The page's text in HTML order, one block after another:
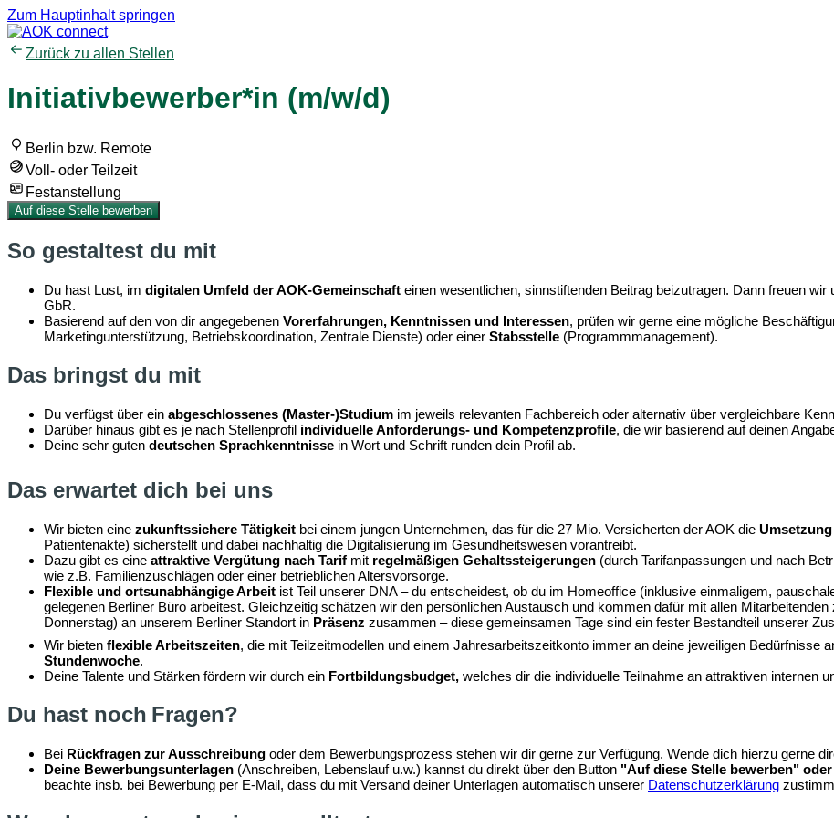
Zum Hauptinhalt springen
Zurück zu allen Stellen
Initiativbewerber*in (m/w/d)
Berlin bzw. Remote
Voll- oder Teilzeit
Festanstellung
Auf diese Stelle bewerben
So gestaltest du mit
Du hast Lust, im digitalen Umfeld der AOK-Gemeinschaft einen wesentlichen, sinnstiftenden Beitrag beizutragen. Dann freuen wir
GbR.
Basierend auf den von dir angegebenen Vorerfahrungen, Kenntnissen und Interessen, prüfen wir gerne eine mögliche
Marketingunterstützung, Betriebskoordination, Zentrale Dienste) oder einer Stabsstelle (Programmmanagement).
Das bringst du mit
Du verfügst über ein abgeschlossenes (Master-)Studium im jeweils relevanten Fachbereich oder alternativ über vergleichbare
Darüber hinaus gibt es je nach Stellenprofil individuelle Anforderungs- und Kompetenzprofile, die wir basierend auf deinen
Deine sehr guten deutschen Sprachkenntnisse in Wort und Schrift runden dein Profil ab.
Das erwartet dich bei uns
Wir bieten eine zukunftssichere Tätigkeit bei einem jungen Unternehmen, das für die 27 Mio. Versicherten der AOK die
Patientenakte) sicherstellt und dabei nachhaltig die Digitalisierung im Gesundheitswesen vorantreibt.
Dazu gibt es eine attraktive Vergütung nach Tarif mit regelmäßigen Gehaltssteigerungen (durch Tarifanpassungen und nach
wie z.B. Familienzuschlägen oder einer betrieblichen Altersvorsorge.
Flexible und ortsunabhängige Arbeit ist Teil unserer DNA – du entscheidest, ob du im Homeoffice (inklusive einmaligem,
gelegenen Berliner Büro arbeitest. Gleichzeitig schätzen wir den persönlichen Austausch und kommen dafür mit allen Mitarbeitenden
Donnerstag) an unserem Berliner Standort in Präsenz zusammen – diese gemeinsamen Tage sind ein fester Bestandteil unserer
Wir bieten flexible Arbeitszeiten, die mit Teilzeitmodellen und einem Jahresarbeitszeitkonto immer an deine jeweiligen Bedürfnisse
Stundenwoche.
Deine Talente und Stärken fördern wir durch ein Fortbildungsbudget, welches dir die individuelle Teilnahme an attraktiven internen
Du hast noch Fragen?
Bei Rückfragen zur Ausschreibung oder dem Bewerbungsprozess stehen wir dir gerne zur Verfügung. Wende dich hierzu gerne
Deine Bewerbungsunterlagen (Anschreiben, Lebenslauf u.w.) kannst du direkt über den Button "Auf diese Stelle bewerben"
beachte insb. bei Bewerbung per E-Mail, dass du mit Versand deiner Unterlagen automatisch unserer Datenschutzerklärung